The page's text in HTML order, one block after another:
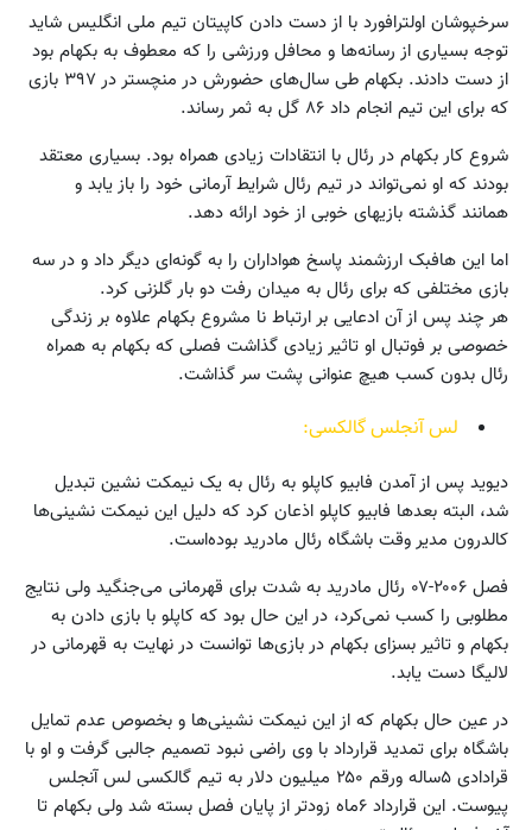
سرخپوشان اولترافورد با از دست دادن کاپیتان تیم ملی انگلیس شاید
توجه بسیاری از رسانه‌ها و محافل ورزشی را که معطوف به بکهام بود
از دست دادند. بکهام طی سال‌های حضورش در منچستر در ۳۹۷ بازی
که برای این تیم انجام داد ۸۶ گل به ثمر رساند.
شروع کار بکهام در رئال با انتقادات زیادی همراه بود. بسیاری معتقد
بودند که او نمی‌تواند در تیم رئال شرایط آرمانی خود را باز یابد و
همانند گذشته بازیهای خوبی از خود ارائه دهد.
اما این هافبک ارزشمند پاسخ هواداران را به گونه‌ای دیگر داد و در سه
بازی مختلفی که برای رئال به میدان رفت دو بار گلزنی کرد.
هر چند پس از آن ادعایی بر ارتباط نا مشروع بکهام علاوه بر زندگی
خصوصی بر فوتبال او تاثیر زیادی گذاشت فصلی که بکهام به همراه
رئال بدون کسب هیچ عنوانی پشت سر گذاشت.
لس آنجلس گالکسی:
دیوید پس از آمدن فابیو کاپلو به رئال به یک نیمکت نشین تبدیل
شد، البته بعدها فابیو کاپلو اذعان کرد که دلیل این نیمکت نشینی‌ها
کالدرون مدیر وقت باشگاه رئال مادرید بوده‌است.
فصل ۲۰۰۶-۰۷ رئال مادرید به شدت برای قهرمانی می‌جنگید ولی نتایج
مطلوبی را کسب نمی‌کرد، در این حال بود که کاپلو با بازی دادن به
بکهام و تاثیر بسزای بکهام در بازی‌ها توانست در نهایت به قهرمانی در
لالیگا دست یابد.
در عین حال بکهام که از این نیمکت نشینی‌ها و بخصوص عدم تمایل
باشگاه برای تمدید قرارداد با وی راضی نبود تصمیم جالبی گرفت و او با
قرادادی ۵ساله ورقم ۲۵۰ میلیون دلار به تیم گالکسی لس آنجلس
پیوست. این قرارداد ۶ماه زودتر از پایان فصل بسته شد ولی بکهام تا